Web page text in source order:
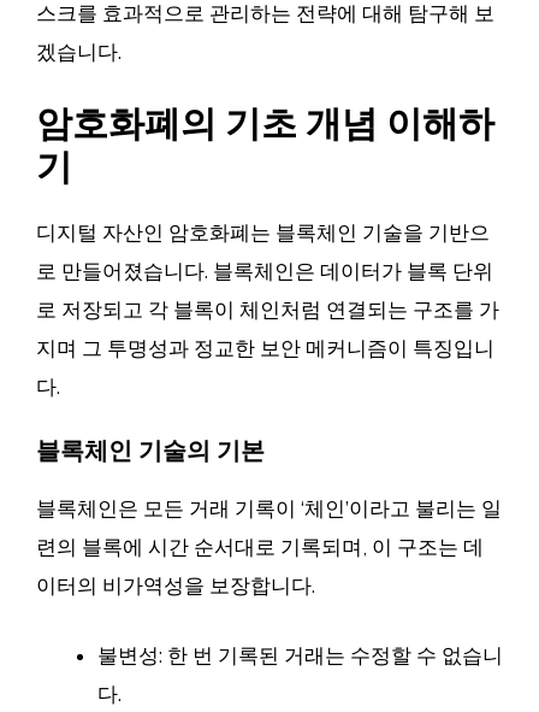
스크를 효과적으로 관리하는 전략에 대해 탐구해 보
겠습니다.
암호화폐의 기초 개념 이해하
기
디지털 자산인 암호화폐는 블록체인 기술을 기반으
로 만들어졌습니다. 블록체인은 데이터가 블록 단위
로 저장되고 각 블록이 체인처럼 연결되는 구조를 가
지며 그 투명성과 정교한 보안 메커니즘이 특징입니
다.
블록체인 기술의 기본
블록체인은 모든 거래 기록이 ‘체인’이라고 불리는 일
련의 블록에 시간 순서대로 기록되며, 이 구조는 데
이터의 비가역성을 보장합니다.
불변성: 한 번 기록된 거래는 수정할 수 없습니
다.